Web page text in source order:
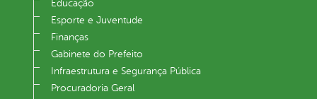
Educação
Esporte e Juventude
Finanças
Gabinete do Prefeito
Infraestrutura e Segurança Pública
Procuradoria Geral